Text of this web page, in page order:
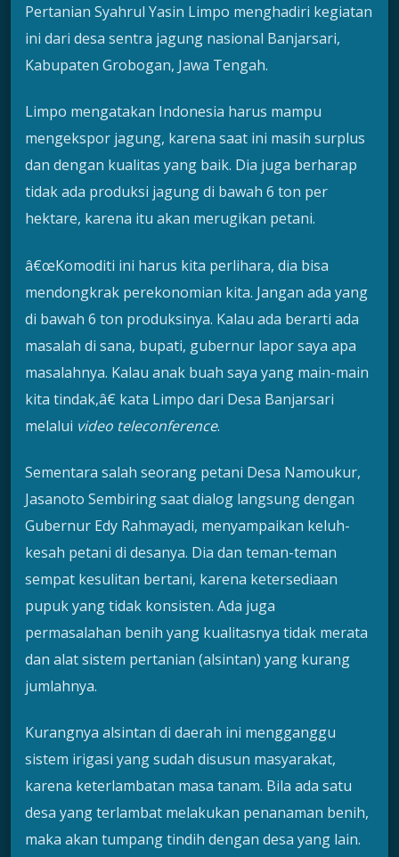
Pertanian Syahrul Yasin Limpo menghadiri kegiatan
ini dari desa sentra jagung nasional Banjarsari,
Kabupaten Grobogan, Jawa Tengah.
Limpo mengatakan Indonesia harus mampu
mengekspor jagung, karena saat ini masih surplus
dan dengan kualitas yang baik. Dia juga berharap
tidak ada produksi jagung di bawah 6 ton per
hektare, karena itu akan merugikan petani.
â€œKomoditi ini harus kita perlihara, dia bisa
mendongkrak perekonomian kita. Jangan ada yang
di bawah 6 ton produksinya. Kalau ada berarti ada
masalah di sana, bupati, gubernur lapor saya apa
masalahnya. Kalau anak buah saya yang main-main
kita tindak,â€ kata Limpo dari Desa Banjarsari
melalui video teleconference.
Sementara salah seorang petani Desa Namoukur,
Jasanoto Sembiring saat dialog langsung dengan
Gubernur Edy Rahmayadi, menyampaikan keluh-
kesah petani di desanya. Dia dan teman-teman
sempat kesulitan bertani, karena ketersediaan
pupuk yang tidak konsisten. Ada juga
permasalahan benih yang kualitasnya tidak merata
dan alat sistem pertanian (alsintan) yang kurang
jumlahnya.
Kurangnya alsintan di daerah ini mengganggu
sistem irigasi yang sudah disusun masyarakat,
karena keterlambatan masa tanam. Bila ada satu
desa yang terlambat melakukan penanaman benih,
maka akan tumpang tindih dengan desa yang lain.